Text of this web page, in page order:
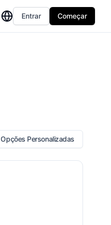
Entrar Começar
Opções Personalizadas